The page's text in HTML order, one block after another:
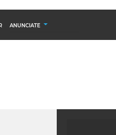
ANUNCIATE